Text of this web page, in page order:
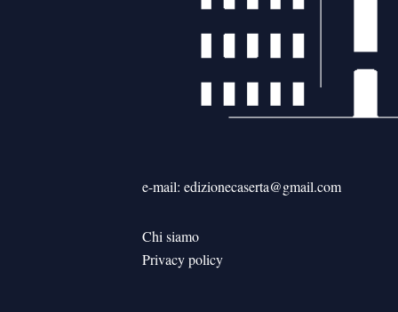
e-mail: edizionecaserta@gmail.com
Chi siamo
Privacy policy